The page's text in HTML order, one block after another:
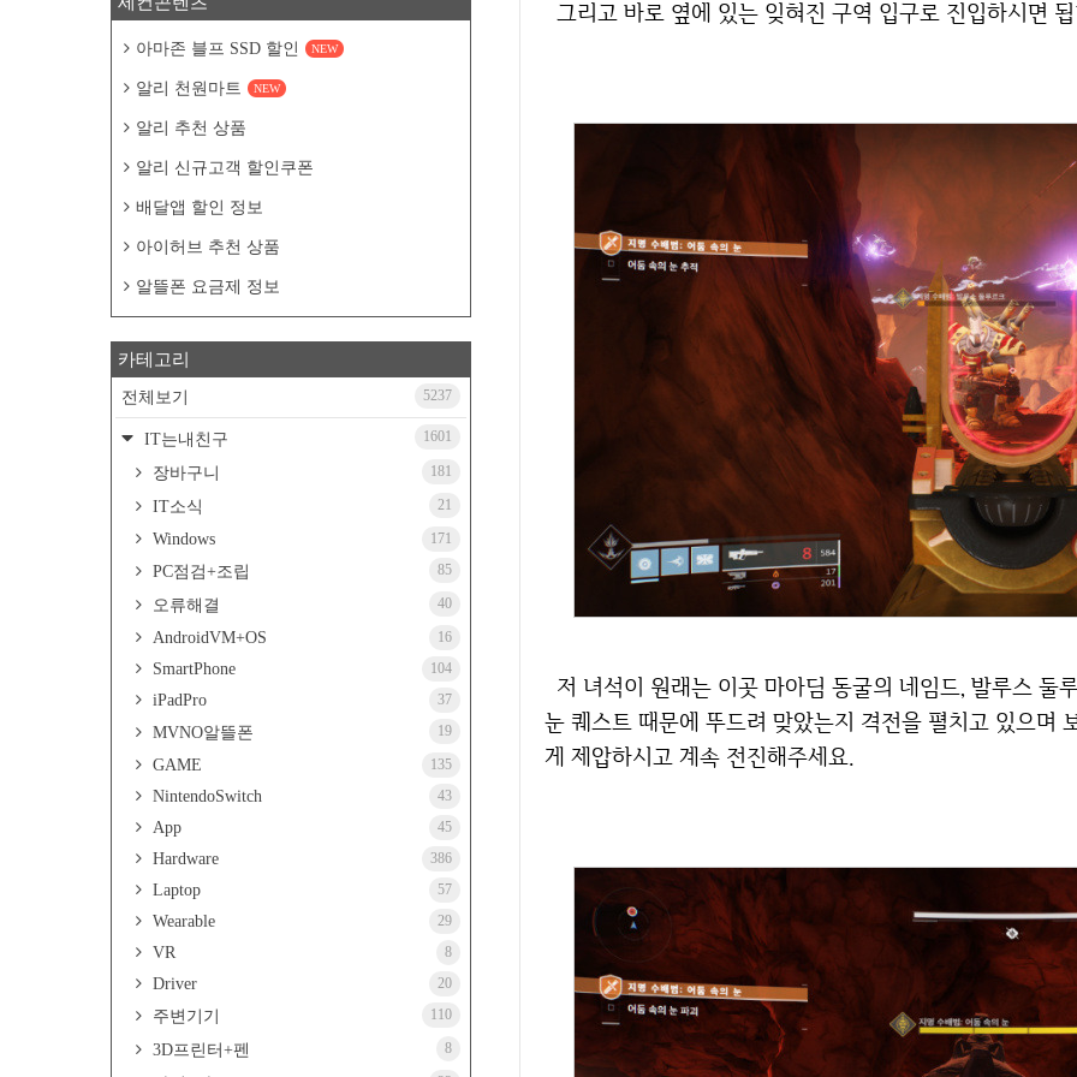
그리고 바로 옆에 있는 잊혀진 구역 입구로 진입하시면
저 녀석이 원래는 이곳 마아딤 동굴의 네임드, 발루스 둘루르크 입니다. 하지만 지금 진행할 어둠 속의
눈 퀘스트 때문에 뚜드려 맞았는지 격전을 펼치고 있으며
게 제압하시고 계속 전진해주세요.
아마존 블프 SSD 할인 NEW
알리 천원마트 NEW
알리 추천 상품
알리 신규고객 할인쿠폰
배달앱 할인 정보
아이허브 추천 상품
알뜰폰 요금제 정보
카테고리
전체보기 5237
IT는내친구 1601
장바구니 181
IT소식 21
Windows 171
PC점검+조립 85
오류해결 40
AndroidVM+OS 16
SmartPhone 104
iPadPro 37
MVNO알뜰폰 19
GAME 135
NintendoSwitch 43
App 45
Hardware 386
Laptop 57
Wearable 29
VR 8
Driver 20
주변기기 110
3D프린터+펜 8